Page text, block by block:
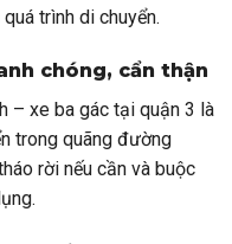
trình di chuyển.
chóng, cẩn thận
– xe ba gác tại quận 3 là
trong quãng đường
rời nếu cần và buộc